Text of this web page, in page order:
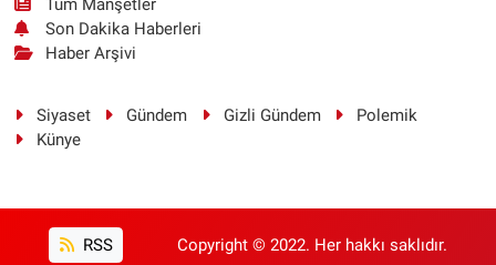
Son Dakika Haberleri
Haber Arşivi
Siyaset Gündem Gizli Gündem
Polemik
Künye
RSS Copyright © 2022. Her hakkı saklıdır.